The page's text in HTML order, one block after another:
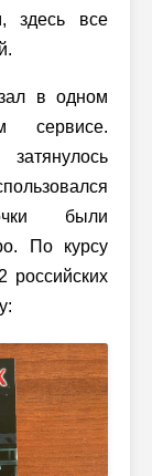
здесь все
в одном
сервисе.
были
По курсу
российских